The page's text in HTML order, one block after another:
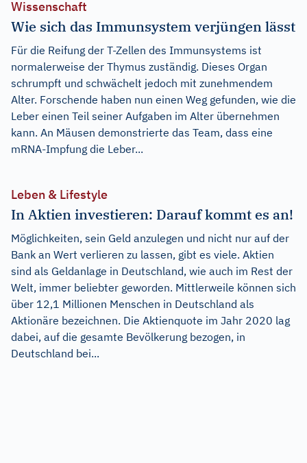
Wissenschaft
Wie sich das Immunsystem verjüngen lässt
Für die Reifung der T-Zellen des Immunsystems ist
normalerweise der Thymus zuständig. Dieses Organ
schrumpft und schwächelt jedoch mit zunehmendem
Alter. Forschende haben nun einen Weg gefunden, wie die
Leber einen Teil seiner Aufgaben im Alter übernehmen
kann. An Mäusen demonstrierte das Team, dass eine
mRNA-Impfung die Leber...
Leben & Lifestyle
In Aktien investieren: Darauf kommt es an!
Möglichkeiten, sein Geld anzulegen und nicht nur auf der
Bank an Wert verlieren zu lassen, gibt es viele. Aktien
sind als Geldanlage in Deutschland, wie auch im Rest der
Welt, immer beliebter geworden. Mittlerweile können sich
über 12,1 Millionen Menschen in Deutschland als
Aktionäre bezeichnen. Die Aktienquote im Jahr 2020 lag
dabei, auf die gesamte Bevölkerung bezogen, in
Deutschland bei...